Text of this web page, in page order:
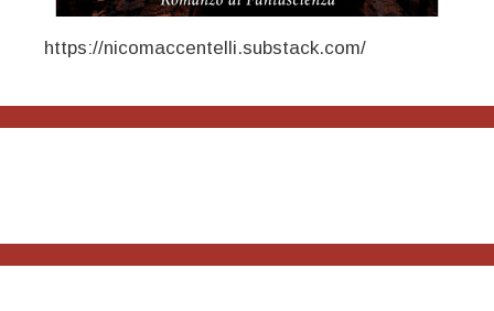
https://nicomaccentelli.substack.com/